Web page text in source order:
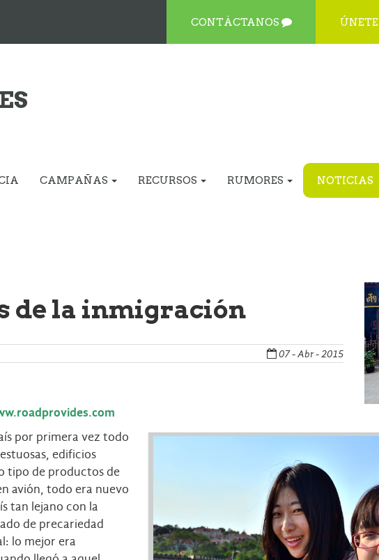
CONTÁCTANOS ÚNETE
CAMPAÑAS RECURSOS RUMORES NOTICIAS
de la inmigración
07 - Abr - 2015
por primera vez todo
edificios
tipo de productos de
avión, todo era nuevo
tan lejano con la
de precariedad
lo mejor era